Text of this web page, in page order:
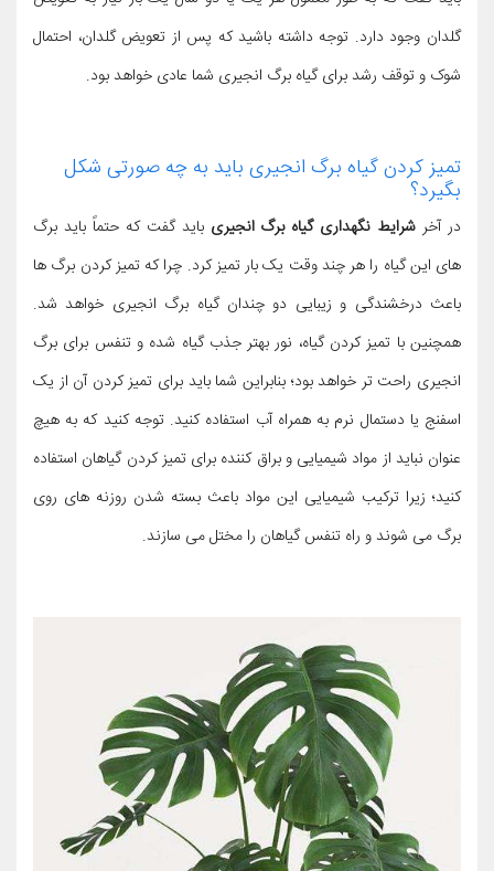
گلدان وجود دارد. توجه داشته باشید که پس از تعویض گلدان، احتمال
شوک و توقف رشد برای گیاه برگ انجیری شما عادی خواهد بود.
تمیز کردن گیاه برگ انجیری باید به چه صورتی شکل
بگیرد؟
در آخرشرایط نگهداری گیاه برگ انجیری باید گفت که حتماً باید برگ
های این گیاه را هر چند وقت یک بار تمیز کرد. چرا که تمیز کردن برگ ها
باعث درخشندگی و زیبایی دو چندان گیاه برگ انجیری خواهد شد.
همچنین با تمیز کردن گیاه، نور بهتر جذب گیاه شده و تنفس برای برگ
انجیری راحت تر خواهد بود؛ بنابراین شما باید برای تمیز کردن آن از یک
اسفنج یا دستمال نرم به همراه آب استفاده کنید. توجه کنید که به هیچ
عنوان نباید از مواد شیمیایی و براق کننده برای تمیز کردن گیاهان استفاده
کنید؛ زیرا ترکیب شیمیایی این مواد باعث بسته شدن روزنه های روی
برگ می شوند و راه تنفس گیاهان را مختل می سازند.